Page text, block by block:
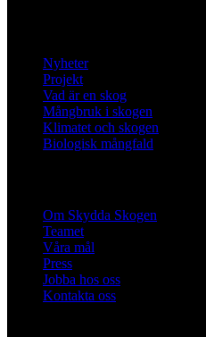
Nyheter
Projekt
Vad är en skog
Mångbruk i skogen
Klimatet och skogen
Biologisk mångfald
Om Skydda Skogen
Teamet
Våra mål
Press
Jobba hos oss
Kontakta oss